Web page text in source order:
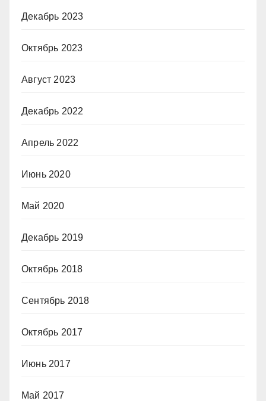
Декабрь 2023
Октябрь 2023
Август 2023
Декабрь 2022
Апрель 2022
Июнь 2020
Май 2020
Декабрь 2019
Октябрь 2018
Сентябрь 2018
Октябрь 2017
Июнь 2017
Май 2017